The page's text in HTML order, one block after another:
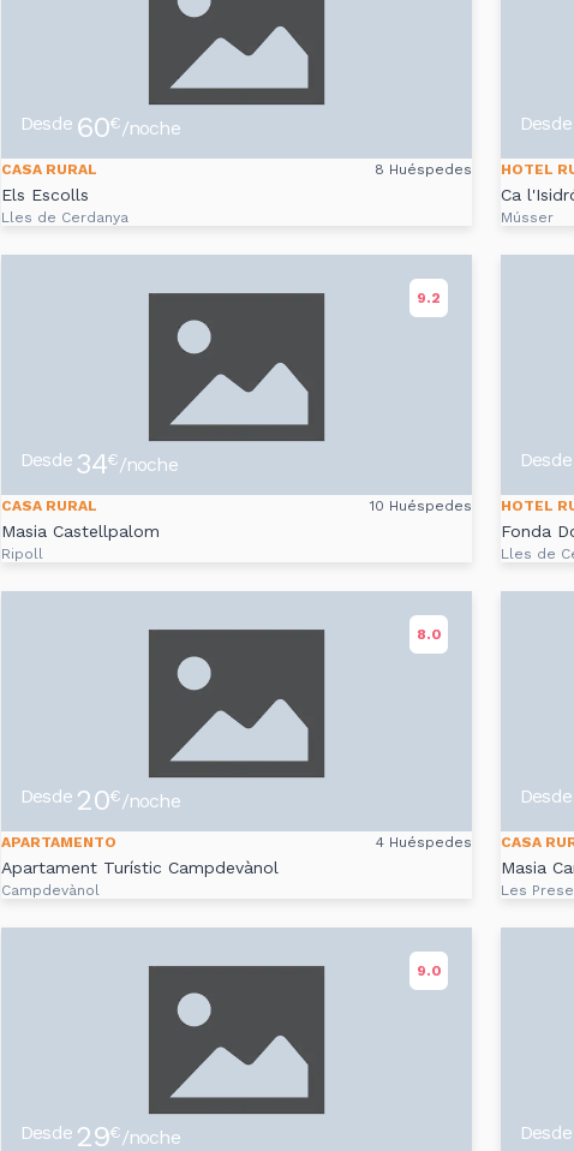
Desde 60€/noche
CASA RURAL 8 Huéspedes
Els Escolls
Lles de Cerdanya
Desde
HOTEL
Ca
Músser
9.2
Desde 34€/noche
CASA RURAL 10 Huéspedes
Masia Castellpalom
Ripoll
Desde
HOTEL
Fonda
Lles de
8.0
Desde 20€/noche
APARTAMENTO 4 Huéspedes
Apartament Turístic Campdevànol
Campdevànol
Desde
CASA
Masia
Les
9.0
Desde 29€/noche Desde